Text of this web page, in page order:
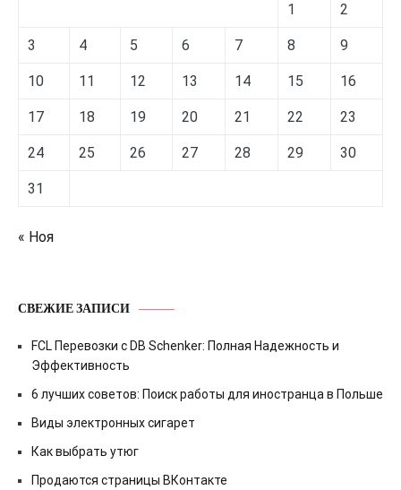
1 2
3 4 5 6 7 8 9
10 11 12 13 14 15 16
17 18 19 20 21 22 23
24 25 26 27 28 29 30
31
« Ноя
СВЕЖИЕ ЗАПИСИ
FCL Перевозки с DB Schenker: Полная Надежность и
Эффективность
6 лучших советов: Поиск работы для иностранца в Польше
Виды электронных сигарет
Как выбрать утюг
Продаются страницы ВКонтакте